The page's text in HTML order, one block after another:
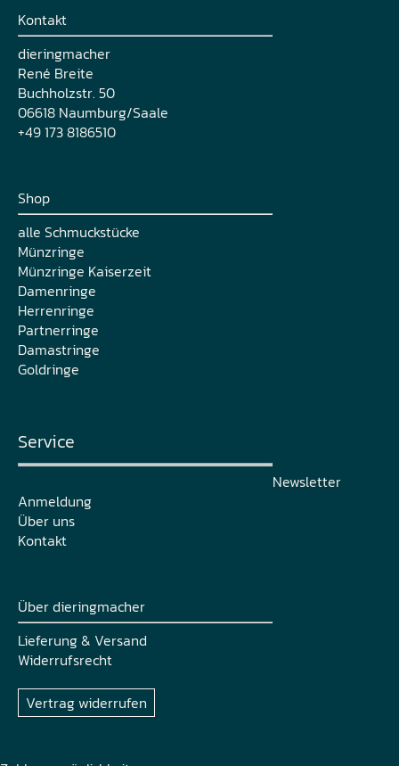
Kontakt
dieringmacher
René Breite
Buchholzstr. 50
06618 Naumburg/Saale
+49 173 8186510
Shop
alle Schmuckstücke
Münzringe
Münzringe Kaiserzeit
Damenringe
Herrenringe
Partnerringe
Damastringe
Goldringe
Service
Newsletter
Anmeldung
Über uns
Kontakt
Über dieringmacher
Lieferung & Versand
Widerrufsrecht
Vertrag widerrufen